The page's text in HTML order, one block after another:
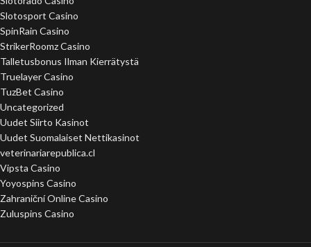
Slotosport Casino
SpinRain Casino
StrikerRoomz Casino
Talletusbonus Ilman Kierrätystä
Truelayer Casino
TuzBet Casino
Uncategorized
Uudet Siirto Kasinot
Uudet Suomalaiset Nettikasinot
veterinariarepublica.cl
Vipsta Casino
Yoyospins Casino
Zahraniční Online Casino
Zuluspins Casino